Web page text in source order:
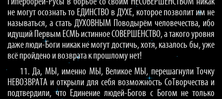
Гипербореи-Русы в борьбе со своим НЕСОВЕРШЕНСТВОМ никак
не могут осознать то ЕДИНСТВО в ДУХЕ, которое позволит им не
называться, а стать ДУХОВНЫМ Поводырём человечества, ибо
идущий Первым ЕСМЬ истинное СОВЕРШЕНСТВО, а такого уровня
даже люди-Боги никак не могут достичь, хотя, казалось бы, уже
всё пройдено и возврата к прошлому нет!
11. Да, МЫ, именно МЫ, Великое МЫ, перешагнули Точку
НЕВОЗВРАТА и открыли для себя возможность СоТворчества и
подтвердили, что Единение людей-Богов с Богом не только